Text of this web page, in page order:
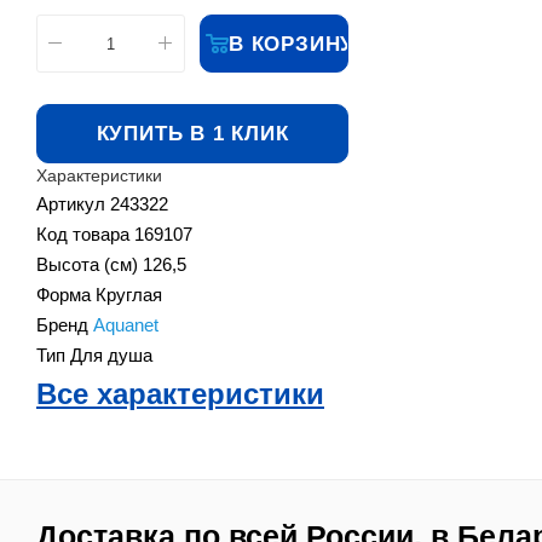
В КОРЗИНУ
КУПИТЬ В 1 КЛИК
Характеристики
Артикул 243322
Код товара 169107
Высота (см) 126,5
Форма Круглая
Бренд Aquanet
Тип Для душа
Все характеристики